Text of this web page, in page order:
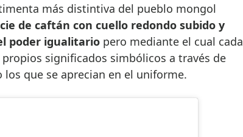
más distintiva del pueblo mongol
de caftán con cuello redondo subido y
poder igualitariopero mediante el cual cada
significados simbólicos a través de
que se aprecian en el uniforme.